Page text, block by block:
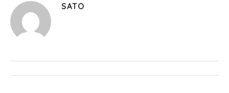
SATO